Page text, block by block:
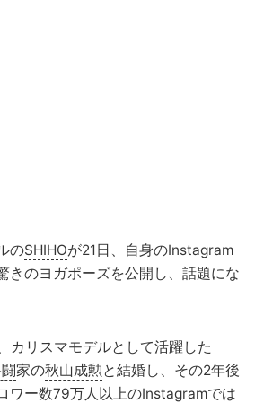
のSHIHOが21日、自身のInstagram
きのヨガポーズを公開し、話題にな
カリスマモデルとして活躍した
家の秋山成勲と結婚し、その2年後
ワー数79万人以上のInstagramでは